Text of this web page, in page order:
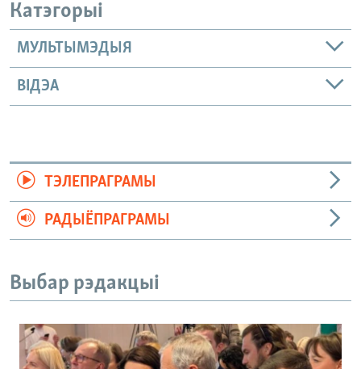
Катэгорыі
МУЛЬТЫМЭДЫЯ
ВІДЭА
ТЭЛЕПРАГРАМЫ
РАДЫЁПРАГРАМЫ
Выбар рэдакцыі